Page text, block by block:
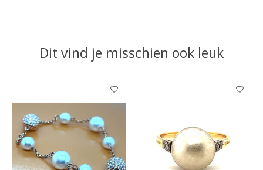
Dit vind je misschien ook leuk
Items van productcarrousel